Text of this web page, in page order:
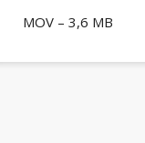
MOV – 3,6 MB